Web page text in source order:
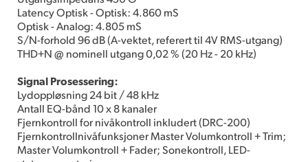
Latency Optisk - Optisk: 4.860 mS
Optisk - Analog: 4.805 mS
S/N-forhold 96 dB (A-vektet, referert til 4V RMS-utgang)
THD+N @ nominell utgang 0,02 % (20 Hz - 20 kHz)
Signal Prosessering:
Lydoppløsning 24 bit / 48 kHz
Antall EQ-bånd 10 x 8 kanaler
Fjernkontroll for nivåkontroll inkludert (DRC-200)
Fjernkontrollnivåfunksjoner Master Volumkontroll + Trim;
Master Volumkontroll + Fader; Sonekontroll, LED-